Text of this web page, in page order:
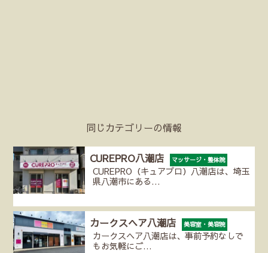
同じカテゴリーの情報
CUREPRO八潮店 マッサージ・整体院
CUREPRO（キュアプロ）八潮店は、埼玉
県八潮市にある…
カークスヘア八潮店 美容室・美容院
カークスヘア八潮店は、事前予約なしで
もお気軽にご…